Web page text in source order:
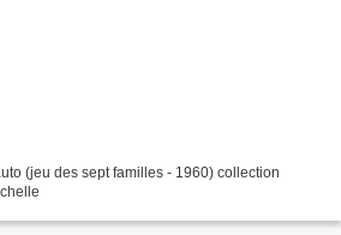
(jeu des sept familles - 1960) collection